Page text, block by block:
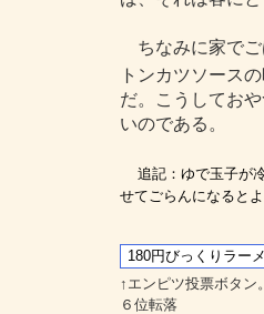
ちなみに家でご
トンカツソース
だ。こうしてお
いのである。
追記：ゆで玉子が
せてごらんになると
↑エンピツ投票ボタン
６位転落